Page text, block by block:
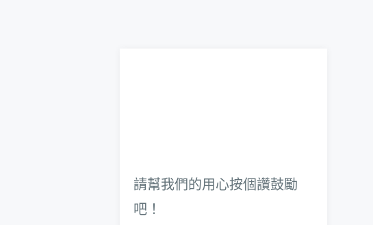
請幫我們的用心按個讚鼓勵
吧！